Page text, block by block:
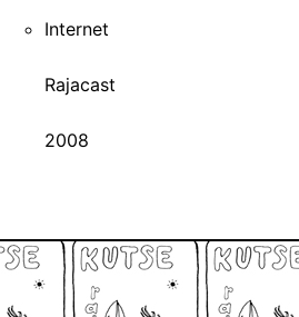
Internet
Rajacast
2008